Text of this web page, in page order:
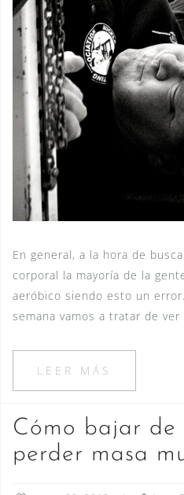
En general, a la hora de
corporal la mayoría de la
aeróbico siendo esto un
semana vamos a tratar de
LEER MÁS
Cómo bajar de
perder masa